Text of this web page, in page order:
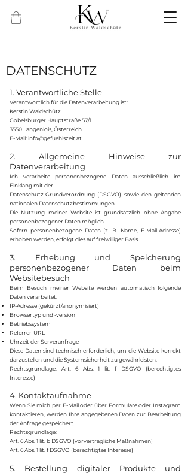
DATENSCHUTZ
1. Verantwortliche Stelle
Verantwortlich für die Datenverarbeitung ist:
Kerstin Waldschütz
Gobelsburger Hauptstraße 57/1
3550 Langenlois, Österreich
E-Mail: info@gefuehlszeit.at
2. Allgemeine Hinweise zur
Datenverarbeitung
Ich verarbeite personenbezogene Daten ausschließlich im
Einklang mit der
Datenschutz-Grundverordnung (DSGVO) sowie den geltenden
nationalen Datenschutzbestimmungen.
Die Nutzung meiner Website ist grundsätzlich ohne Angabe
personenbezogener Daten möglich.
Sofern personenbezogene Daten (z. B. Name, E-Mail-Adresse)
erhoben werden, erfolgt dies auf freiwilliger Basis.
3. Erhebung und Speicherung
personenbezogener Daten beim
Websitebesuch
Beim Besuch meiner Website werden automatisch folgende
Daten verarbeitet:
IP-Adresse (gekürzt/anonymisiert)
Browsertyp und -version
Betriebssystem
Referrer-URL
Uhrzeit der Serveranfrage
Diese Daten sind technisch erforderlich, um die Website korrekt
darzustellen und die Systemsicherheit zu gewährleisten.
Rechtsgrundlage: Art. 6 Abs. 1 lit. f DSGVO (berechtigtes
Interesse)
4. Kontaktaufnahme
Wenn Sie mich per E-Mail oder über Formulare oder Instagram
kontaktieren, werden Ihre angegebenen Daten zur Bearbeitung
der Anfrage gespeichert.
Rechtsgrundlage:
Art. 6 Abs. 1 lit. b DSGVO (vorvertragliche Maßnahmen)
Art. 6 Abs. 1 lit. f DSGVO (berechtigtes Interesse)
5. Bestellung digitaler Produkte und